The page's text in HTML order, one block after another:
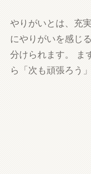
やりがいとは、充
にやりがいを感じ
分けられます。 ま
ら「次も頑張ろう